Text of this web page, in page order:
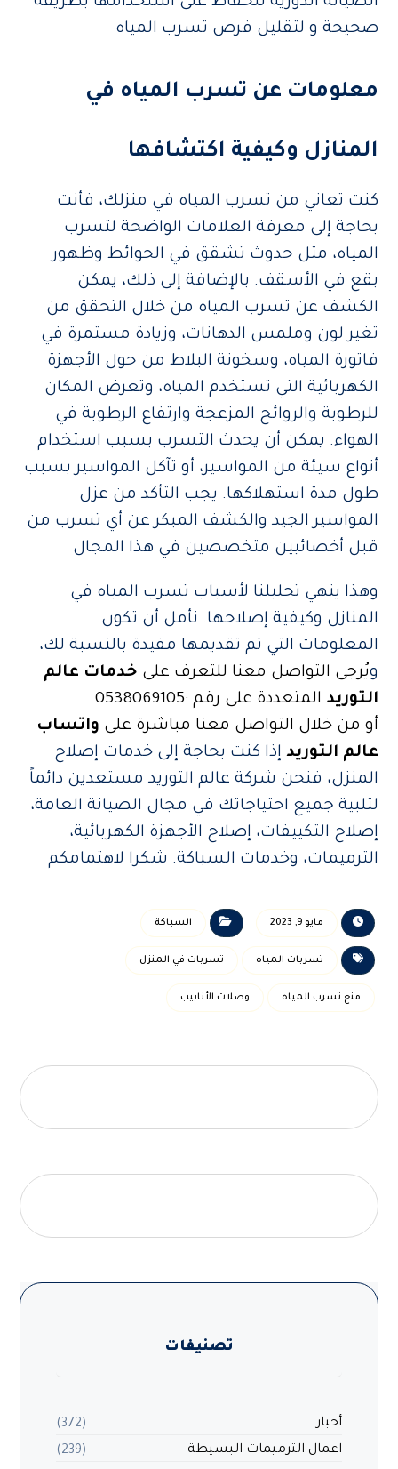
صحيحة و لتقليل فرص تسرب المياه
معلومات عن تسرب المياه في
المنازل وكيفية اكتشافها
كنت تعاني من تسرب المياه في منزلك، فأنت
بحاجة إلى معرفة العلامات الواضحة لتسرب
المياه، مثل حدوث تشقق في الحوائط وظهور
بقع في الأسقف. بالإضافة إلى ذلك، يمكن
الكشف عن تسرب المياه من خلال التحقق من
تغير لون وملمس الدهانات، وزيادة مستمرة في
فاتورة المياه، وسخونة البلاط من حول الأجهزة
الكهربائية التي تستخدم المياه، وتعرض المكان
للرطوبة والروائح المزعجة وارتفاع الرطوبة في
الهواء. يمكن أن يحدث التسرب بسبب استخدام
أنواع سيئة من المواسير، أو تآكل المواسير بسبب
طول مدة استهلاكها. يجب التأكد من عزل
المواسير الجيد والكشف المبكر عن أي تسرب من
قبل أخصائيين متخصصين في هذا المجال
وهذا ينهي تحليلنا لأسباب تسرب المياه في
المنازل وكيفية إصلاحها. نأمل أن تكون
المعلومات التي تم تقديمها مفيدة بالنسبة لك،
ويُرجى التواصل معنا للتعرف على خدمات عالم
التوريد المتعددة على رقم :0538069105
أو من خلال التواصل معنا مباشرة على واتساب
عالم التوريد إذا كنت بحاجة إلى خدمات إصلاح
المنزل، فنحن شركة عالم التوريد مستعدين دائماً
لتلبية جميع احتياجاتك في مجال الصيانة العامة،
إصلاح التكييفات، إصلاح الأجهزة الكهربائية،
الترميمات، وخدمات السباكة. شكرا لاهتمامكم
مايو 9, 2023 السباكة
تسربات المياه تسربات في المنزل
منع تسرب المياه وصلات الأنابيب
تصنيفات
أخبار
(372)
اعمال الترميمات البسيطة
(239)